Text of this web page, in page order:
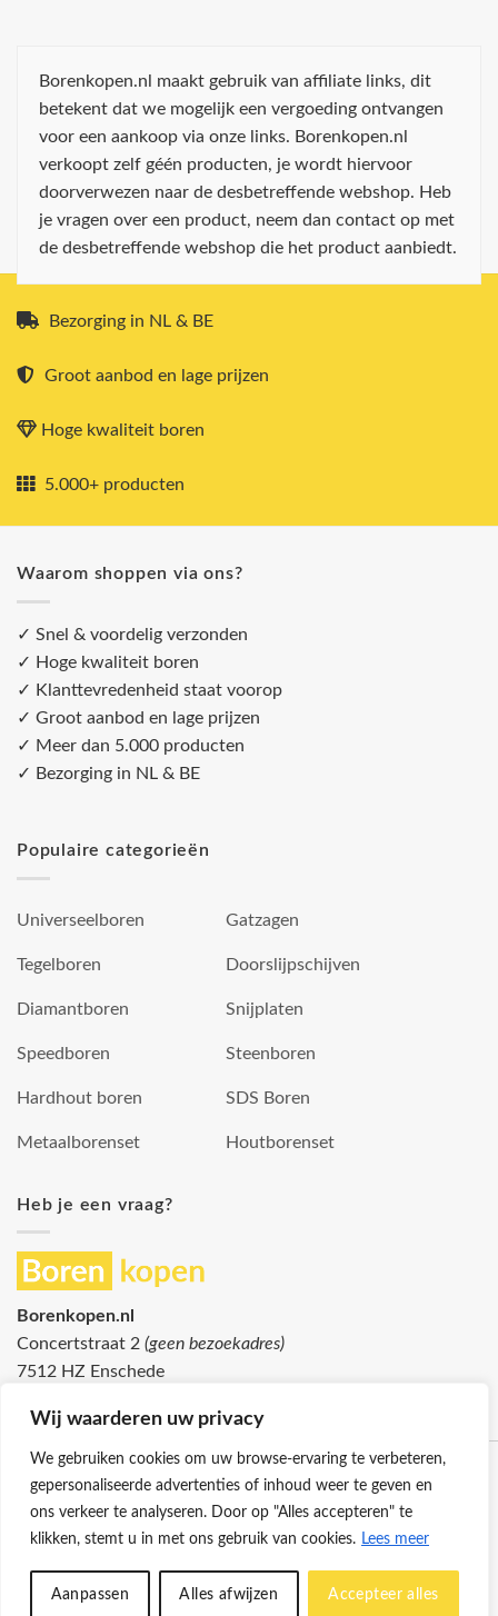
Wij waarderen uw privacy
We gebruiken cookies om uw browse-ervaring te verbeteren,
gepersonaliseerde advertenties of inhoud weer te geven en
ons verkeer te analyseren. Door op "Alles accepteren" te
klikken, stemt u in met ons gebruik van cookies. Lees meer
Aanpassen Alles afwijzen Accepteer alles
Borenkopen.nl maakt gebruik van affiliate links, dit
betekent dat we mogelijk een vergoeding ontvangen
voor een aankoop via onze links. Borenkopen.nl
verkoopt zelf géén producten, je wordt hiervoor
doorverwezen naar de desbetreffende webshop. Heb
je vragen over een product, neem dan contact op met
de desbetreffende webshop die het product aanbiedt.
Bezorging in NL & BE
Groot aanbod en lage prijzen
Hoge kwaliteit boren
5.000+ producten
Waarom shoppen via ons?
✓ Snel & voordelig verzonden
✓ Hoge kwaliteit boren
✓ Klanttevredenheid staat voorop
✓ Groot aanbod en lage prijzen
✓ Meer dan 5.000 producten
✓ Bezorging in NL & BE
Populaire categorieën
Universeelboren
Tegelboren
Diamantboren
Speedboren
Hardhout boren
Metaalborenset
Gatzagen
Doorslijpschijven
Snijplaten
Steenboren
SDS Boren
Houtborenset
Heb je een vraag?
Borenkopen.nl
Concertstraat 2 (geen bezoekadres)
7512 HZ Enschede